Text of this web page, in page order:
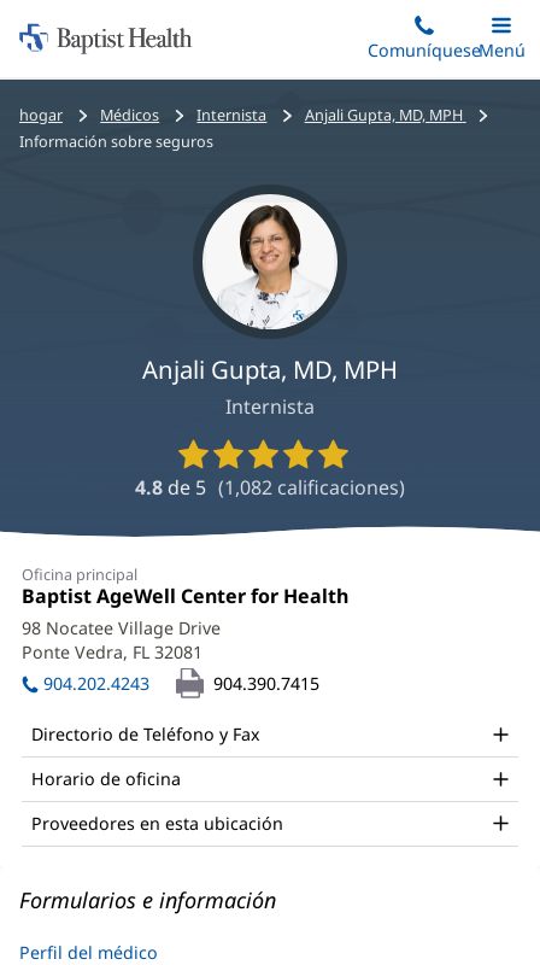
al
contenido
principal
Iniciar:
Baptist
Health
ComuníqueseMenú
Bread
crumbs
hogar Médicos Internista
Anjali Gupta, MD, MPH
Información sobre seguros
Anjali Gupta, MD, MPH
Internista
Calificaciones
y
reseñas
proveedores
4.8 de 5 (1,082 calificaciones)
Anjali
Gupta,
MD,
MPH
Office
and
Other
Patient
Information
Oficina principal
Oficina
1:
Baptist AgeWell Center for Health
98 Nocatee Village Drive
Ponte Vedra, FL 32081
abre
en
ventana
904.202.4243 904.390.7415
Directorio de Teléfono y Fax
Horario de oficina
Proveedores en esta ubicación
Formularios e información
Perfil del médico